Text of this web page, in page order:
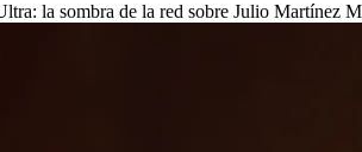
la sombra de la red sobre Julio Martínez